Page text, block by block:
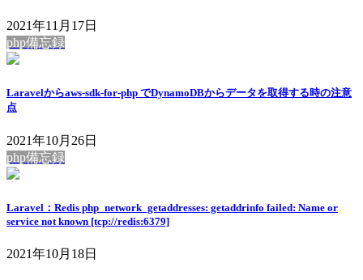
2021年11月17日
php備忘録
Laravelからaws-sdk-for-php でDynamoDBからデータを取得する時の注意
点
2021年10月26日
php備忘録
Laravel：Redis php_network_getaddresses: getaddrinfo failed: Name or
service not known [tcp://redis:6379]
2021年10月18日